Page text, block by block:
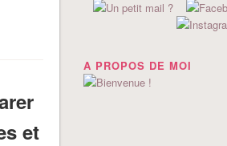
et
A PROPOS DE MOI